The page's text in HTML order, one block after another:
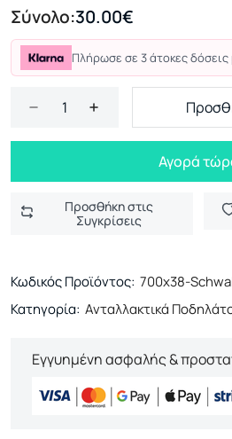
Σύνολο:30.00€
Πλήρωσε σε 3 άτοκες δόσεις
Αγορά
Προσθήκη στις
Συγκρίσεις
Κωδικός Προϊόντος: 700x38-
Κατηγορία: Ανταλλακτικά
Εγγυημένη ασφαλής &